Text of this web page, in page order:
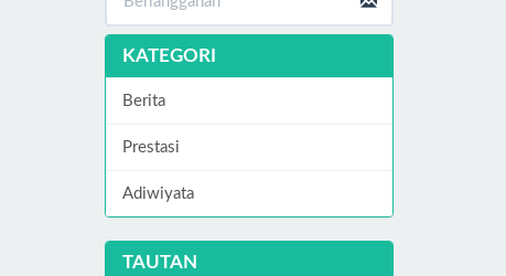
KATEGORI
Berita
Prestasi
Adiwiyata
TAUTAN